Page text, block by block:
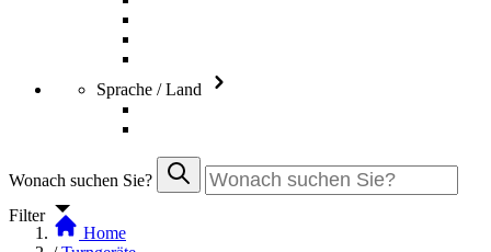
Sprache / Land
Wonach suchen Sie?
Filter
Home